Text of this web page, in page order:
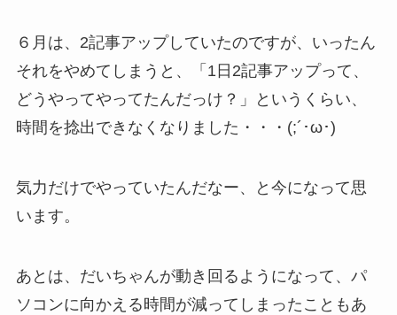
６月は、2記事アップしていたのですが、いったん
それをやめてしまうと、「1日2記事アップって、
どうやってやってたんだっけ？」というくらい、
時間を捻出できなくなりました・・・(;´･ω･)
気力だけでやっていたんだなー、と今になって思
います。
あとは、だいちゃんが動き回るようになって、パ
ソコンに向かえる時間が減ってしまったこともあ